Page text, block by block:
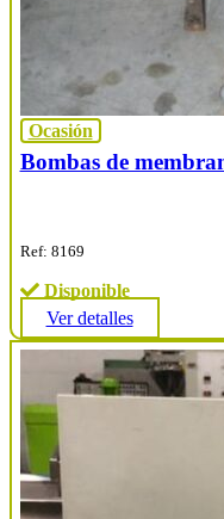
Ocasión
Bombas de
Ref: 8169
Disponible
Ver detalles